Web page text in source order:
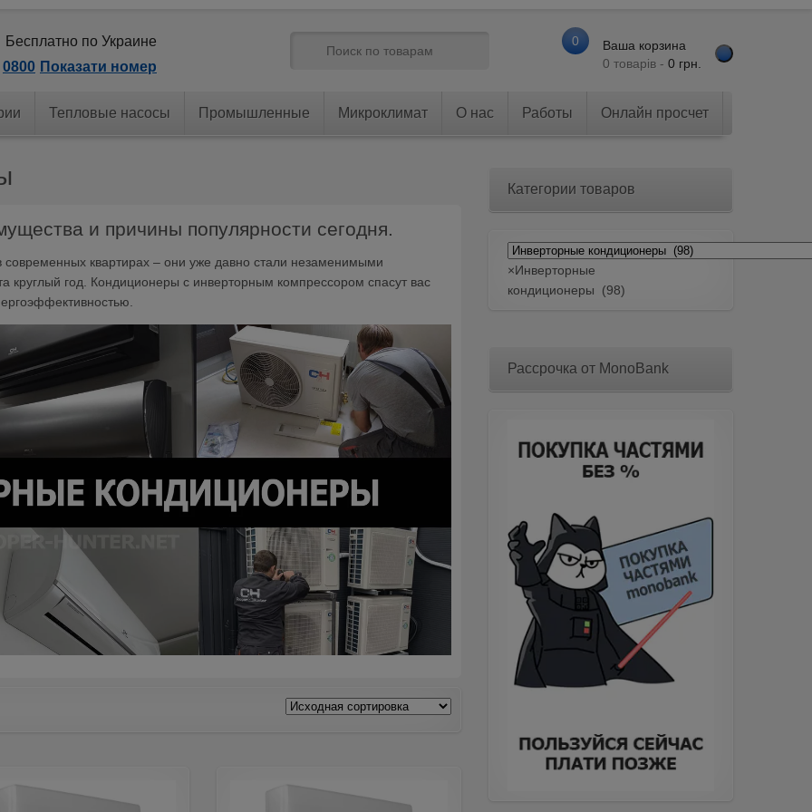
0
Ваша корзина
0 товарів - 0 грн.
Бесплатно по Украине
0800 Показати номер
Тепловые насосы Промышленные Микроклимат О нас Работы Онлайн просчет
и причины популярности сегодня.
квартирах – они уже давно стали незаменимыми
год. Кондиционеры с инверторным компрессором спасут вас
Категории товаров
×Инверторные
кондиционеры (98)
Рассрочка от MonoBank